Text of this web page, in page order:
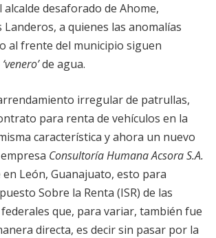
desaforado de Ahome,
Landeros, a quienes las anomalías
al frente del municipio siguen
‘venero’de agua.
irregular de patrullas,
para renta de vehículos en la
característica y ahora un nuevo
Consultoría Humana Acsora S.A.
en León, Guanajuato, esto para
Sobre la Renta (ISR) de las
que, para variar, también fue
directa, es decir sin pasar por la